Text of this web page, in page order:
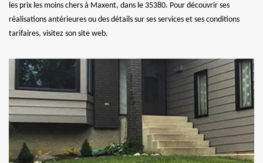
les prix les moins chers à Maxent, dans le 35380. Pour découvrir ses
réalisations antérieures ou des détails sur ses services et ses conditions
tarifaires, visitez son site web.